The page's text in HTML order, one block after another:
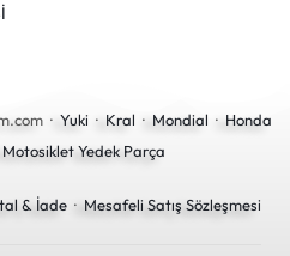
· Yuki · Kral · Mondial · Honda
Motosiklet Yedek Parça
& İade· Mesafeli Satış Sözleşmesi